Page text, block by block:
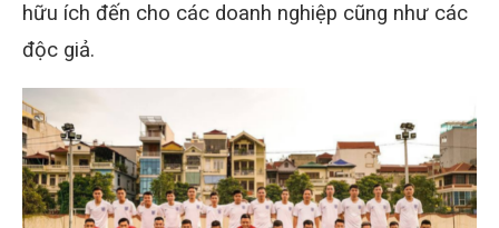
hữu ích đến cho các doanh nghiệp cũng như các
độc giả.